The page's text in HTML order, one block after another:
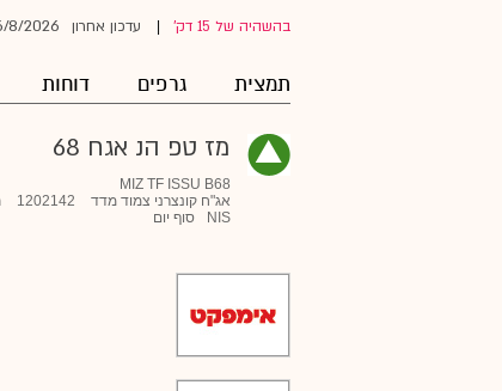
בהשהיה של 15 דק' עדכון אחרון 8/2026
תמצית גרפים דוחות
מז טפ הנ אגח 68
MIZ TF ISSU B68
אג"ח קונצרני צמוד מדד
1202142
NIS
סוף יום